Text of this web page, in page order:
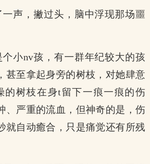
一声，撇过头，脑中浮现那场噩
小nv孩，有一群年纪较大的孩
甚至拿起身旁的树枝，对她肆意
的树枝在身t留下一痕一痕的伤
、严重的流血，但神奇的是，伤
就自动癒合，只是痛觉还有所残